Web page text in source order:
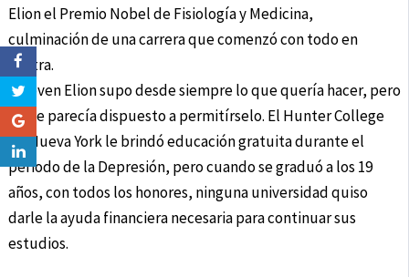
Elion el Premio Nobel de Fisiología y Medicina,
culminación de una carrera que comenzó con todo en
contra.
La joven Elion supo desde siempre lo que quería hacer, pero
nadie parecía dispuesto a permitírselo. El Hunter College
de Nueva York le brindó educación gratuita durante el
periodo de la Depresión, pero cuando se graduó a los 19
años, con todos los honores, ninguna universidad quiso
darle la ayuda financiera necesaria para continuar sus
estudios.